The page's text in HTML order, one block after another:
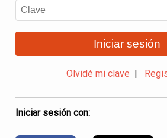
Iniciar sesión
Olvidé mi clave
Iniciar sesión con: